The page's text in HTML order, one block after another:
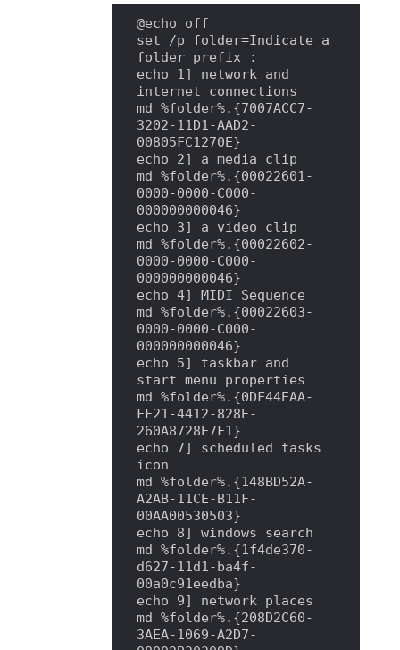
@echo off
set /p folder=Indicate a
folder prefix :
echo 1] network and
internet connections
md %folder%.{7007ACC7-
3202-11D1-AAD2-
00805FC1270E}
echo 2] a media clip
md %folder%.{00022601-
0000-0000-C000-
000000000046}
echo 3] a video clip
md %folder%.{00022602-
0000-0000-C000-
000000000046}
echo 4] MIDI Sequence
md %folder%.{00022603-
0000-0000-C000-
000000000046}
echo 5] taskbar and
start menu properties
md %folder%.{0DF44EAA-
FF21-4412-828E-
260A8728E7F1}
echo 7] scheduled tasks
icon
md %folder%.{148BD52A-
A2AB-11CE-B11F-
00AA00530503}
echo 8] windows search
md %folder%.{1f4de370-
d627-11d1-ba4f-
00a0c91eedba}
echo 9] network places
md %folder%.{208D2C60-
3AEA-1069-A2D7-